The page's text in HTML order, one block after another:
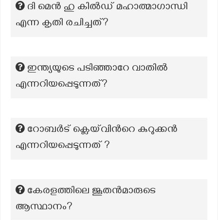
ദി മെൻ ഹു കിൽഡ് മഹാത്മാഗാന്ധി
എന്ന കൃതി രചിച്ചത്?
ഇന്ത്യയുടെ പടിഞ്ഞാറേ വാതില്‍
എന്നറിയപ്പെടുന്നത്‍?
റോബർട് ക്ലെയ്‌വിൻറെ കുറുക്കൻ
എന്നറിയപ്പെടുന്നത് ?
കേരളത്തിലെ ജൂതൻമാരുടെ
ആസ്ഥാനം?